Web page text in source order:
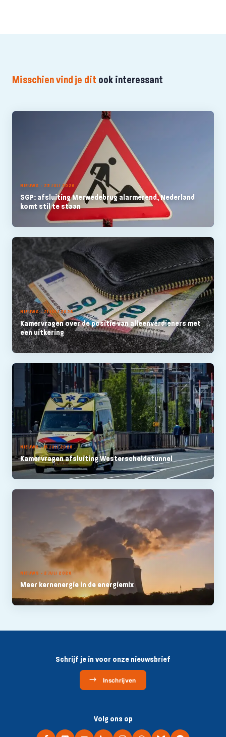
Misschien vind je dit ook interessant
NIEUWS - 23 JULI 2026
SGP: afsluiting Merwedebrug alarmerend, Nederland
komt stil te staan
NIEUWS - 21 JULI 2026
Kamervragen over de positie van alleenverdieners met
een uitkering
NIEUWS - 15 JULI 2026
Kamervragen afsluiting Westerscheldetunnel
NIEUWS - 2 JULI 2026
Meer kernenergie in de energiemix
Schrijf je in voor onze nieuwsbrief
Inschrijven
Volg ons op